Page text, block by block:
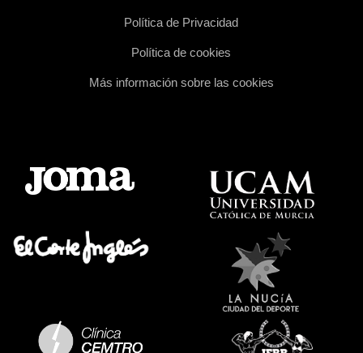
Política de Privacidad
Política de cookies
Más información sobre las cookies